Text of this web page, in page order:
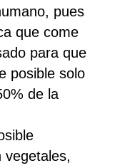
pues
que come
para que
posible solo
de la
vegetales,